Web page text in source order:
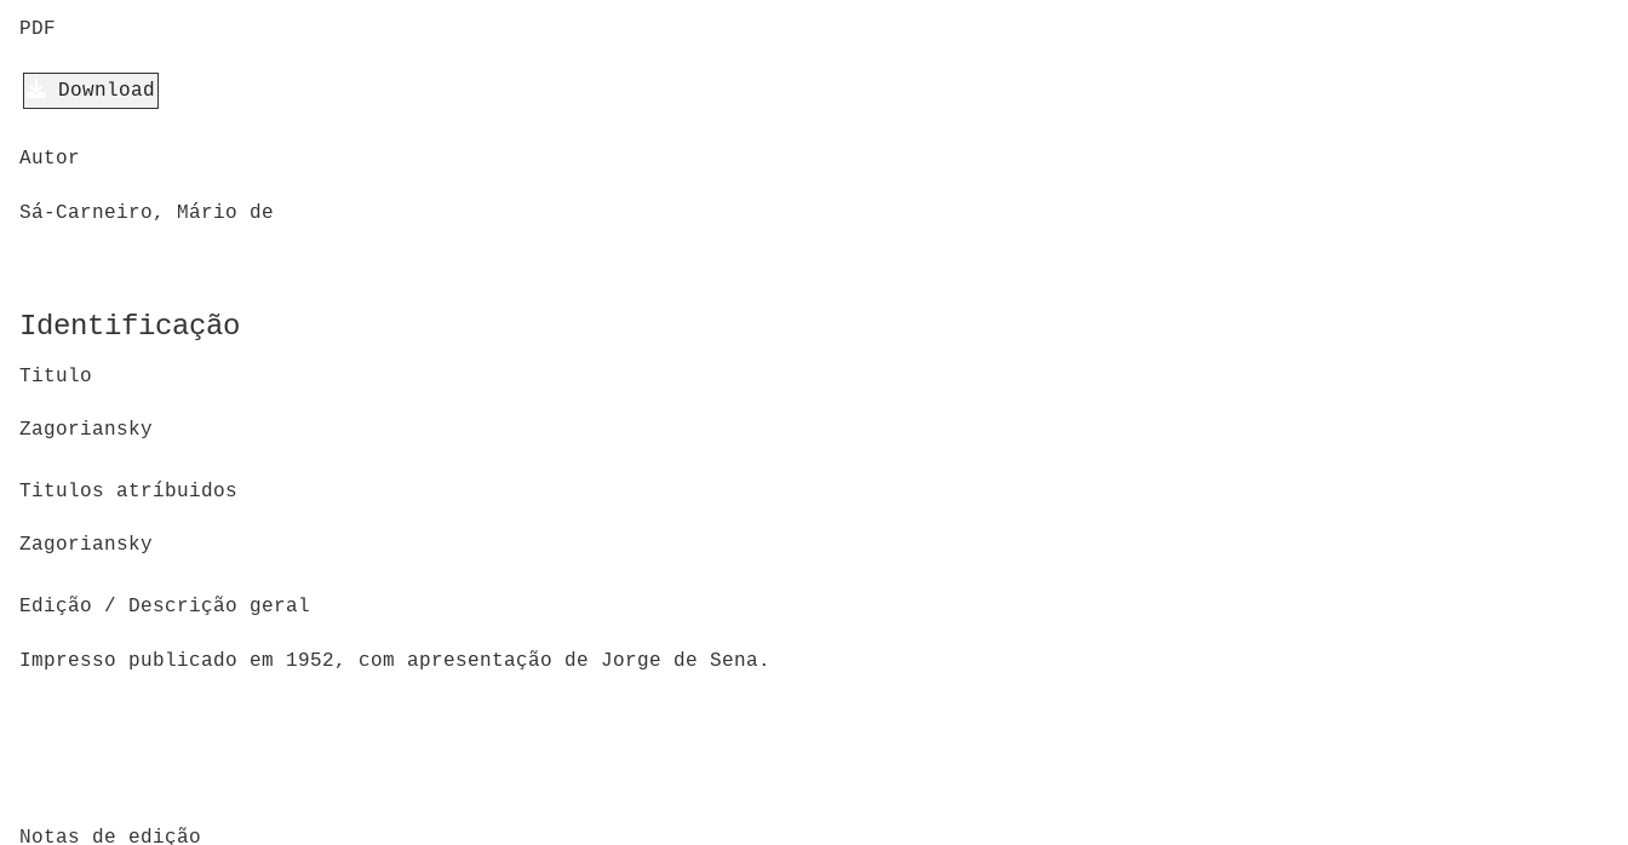
PDF
Download
Autor
Sá-Carneiro, Mário de
Identificação
Titulo
Zagoriansky
Titulos atríbuidos
Zagoriansky
Edição / Descrição geral
Impresso publicado em 1952, com apresentação de Jorge de Sena.
Notas de edição